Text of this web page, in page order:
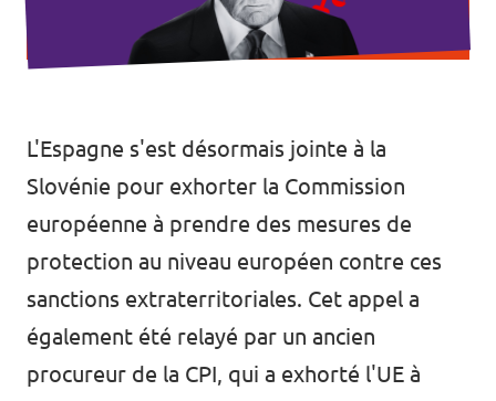
L'Espagne s'est désormais jointe à la
Slovénie pour exhorter la Commission
européenne à prendre des mesures de
protection au niveau européen contre ces
sanctions extraterritoriales. Cet appel a
également été relayé par un ancien
procureur de la CPI, qui a exhorté l'UE à